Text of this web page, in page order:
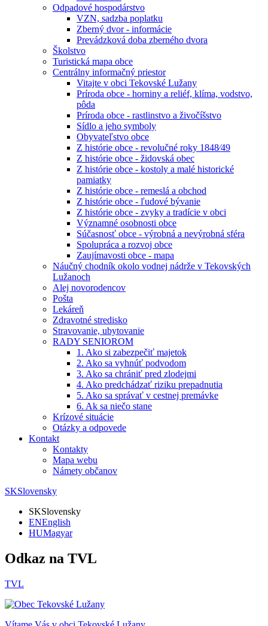
Odpadové hospodárstvo
VZN, sadzba poplatku
Zberný dvor - informácie
Prevádzková doba zberného dvora
Školstvo
Turistická mapa obce
Centrálny informačný priestor
Vitajte v obci Tekovské Lužany
Príroda obce - horniny a reliéf, klíma, vodstvo,
pôda
Príroda obce - rastlinstvo a živočíšstvo
Sídlo a jeho symboly
Obyvateľstvo obce
Z histórie obce - revolučné roky 1848⁄49
Z histórie obce - židovská obec
Z histórie obce - kostoly a malé historické
pamiatky
Z histórie obce - remeslá a obchod
Z histórie obce - ľudové bývanie
Z histórie obce - zvyky a tradície v obci
Významné osobnosti obce
Súčasnosť obce - výrobná a nevýrobná sféra
Spolupráca a rozvoj obce
Zaujímavosti obce - mapa
Náučný chodník okolo vodnej nádrže v Tekovských
Lužanoch
Alej novorodencov
Pošta
Lekáreň
Zdravotné stredisko
Stravovanie, ubytovanie
RADY SENIOROM
1. Ako si zabezpečiť majetok
2. Ako sa vyhnúť podvodom
3. Ako sa chrániť pred zlodejmi
4. Ako predchádzať riziku prepadnutia
5. Ako sa správať v cestnej premávke
6. Ak sa niečo stane
Krízové situácie
Otázky a odpovede
Kontakt
Kontakty
Mapa webu
Námety občanov
SKSlovensky
SKSlovensky
ENEnglish
HUMagyar
Odkaz na TVL
TVL